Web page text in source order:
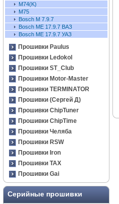
М74(K)
М75
Bosch M 7.9.7
Bosch ME 17.9.7 ВАЗ
Bosch ME 17.9.7 УАЗ
Прошивки Paulus
Прошивки Ledokol
Прошивки ST_Club
Прошивки Motor-Master
Прошивки TERMINATOR
Прошивки (Сергей Д)
Прошивки ChipTuner
Прошивки ChipTime
Прошивки Челяба
Прошивки RSW
Прошивки Iron
Прошивки TAX
Прошивки Gai
Серийные прошивки